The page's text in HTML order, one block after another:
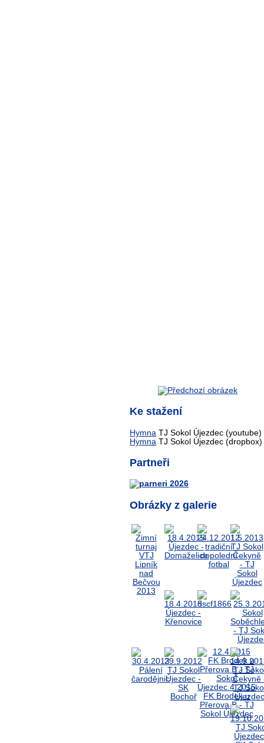
Ke stažení
Hymna TJ Sokol Újezdec (youtube)
Hymna TJ Sokol Újezdec (dropbox)
Partneři
Obrázky z galerie